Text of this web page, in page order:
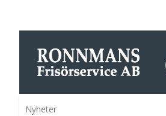
till
Nyheter